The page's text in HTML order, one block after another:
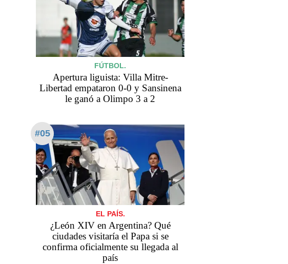
FÚTBOL.
Apertura liguista: Villa Mitre-
Libertad empataron 0-0 y Sansinena
le ganó a Olimpo 3 a 2
#05
EL PAÍS.
¿León XIV en Argentina? Qué
ciudades visitaría el Papa si se
confirma oficialmente su llegada al
país